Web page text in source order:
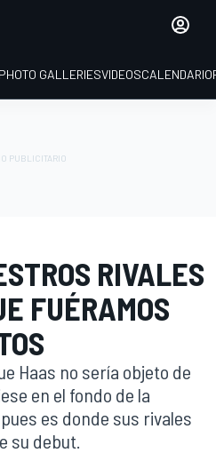
PHOTO GALLERIESVIDEOSCALENDARIO
RIVALES
FUÉRAMOS
Haas no sería objeto de
en el fondo de la
es donde sus rivales
su debut.